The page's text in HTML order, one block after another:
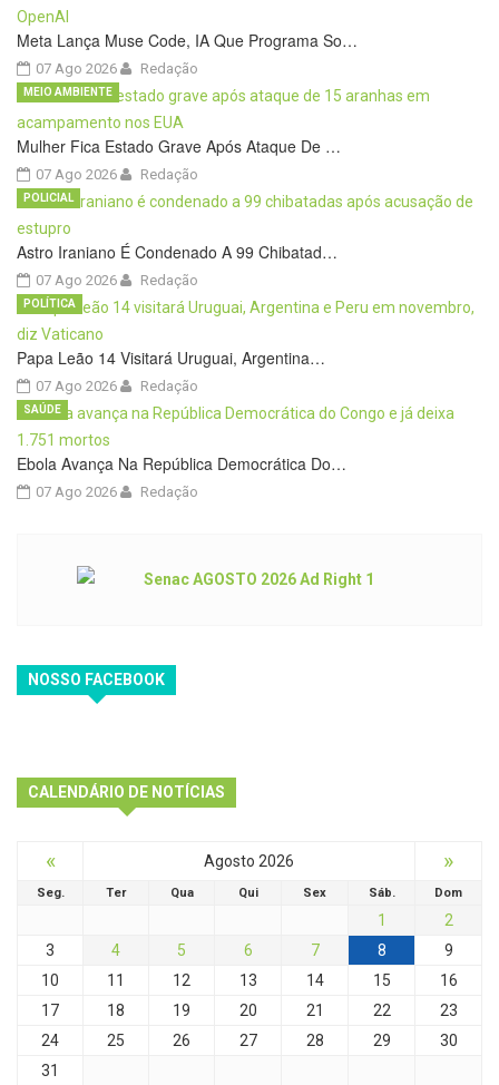
Meta Lança Muse Code, IA Que Programa So…
07 Ago 2026 Redação
Mulher Fica Estado Grave Após Ataque De …
07 Ago 2026
MEIO AMBIENTE
Redação
Astro Iraniano É Condenado A 99 Chibatad…
07 Ago 2026
POLICIAL
Redação
Papa Leão 14 Visitará Uruguai, Argentina…
07 Ago 2026
POLÍTICA
Redação
Ebola Avança Na República Democrática Do…
07 Ago 2026
SAÚDE
Redação
NOSSO FACEBOOK
CALENDÁRIO DE NOTÍCIAS
« Agosto 2026 »
Seg. Ter Qua Qui Sex Sáb. Dom
1
2
3
4 5 6 7 8
9
10
11 12 13 14 15
16
17
18 19 20 21 22
23
24
25 26 27 28 29
30
31